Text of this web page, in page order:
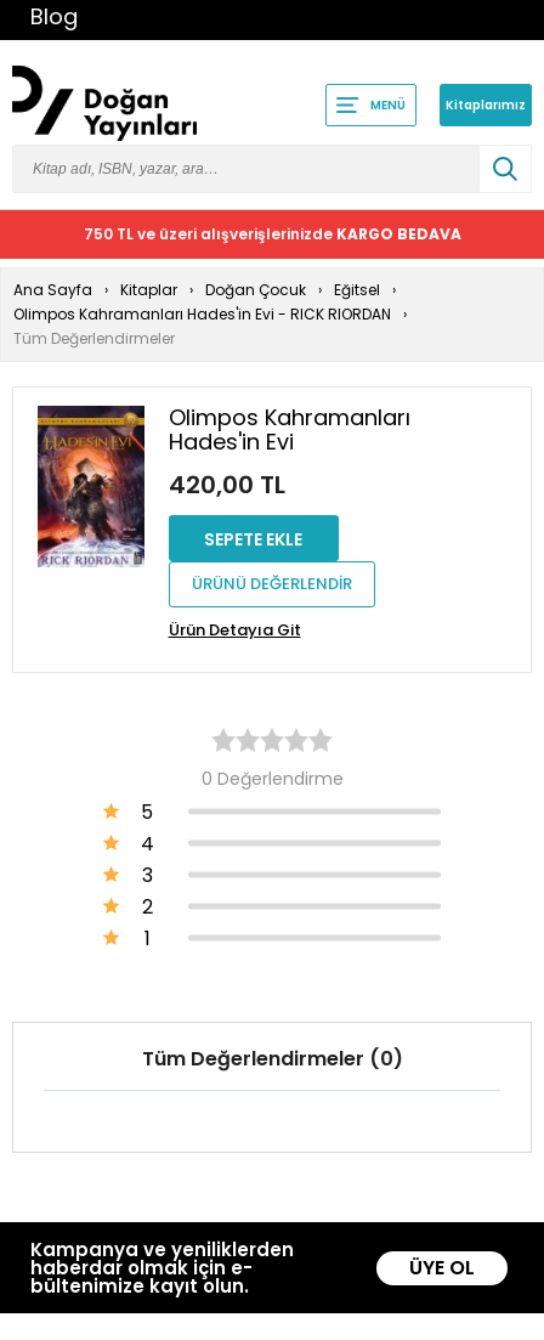
Blog
MENÜ Kitaplarımız
750 TL ve üzeri alışverişlerinizde KARGO BEDAVA
Ana Sayfa Kitaplar Doğan Çocuk
Eğitsel
Olimpos Kahramanları Hades'in Evi - RICK RIORDAN
Tüm Değerlendirmeler
Olimpos Kahramanları
Hades'in Evi
420,00 TL
SEPETE EKLE
ÜRÜNÜ DEĞERLENDİR
Ürün Detayıa Git
0 Değerlendirme
5
4
3
2
1
Tüm Değerlendirmeler (0)
Kampanya ve yeniliklerden
haberdar olmak için e-
bültenimize kayıt olun.
ÜYE OL